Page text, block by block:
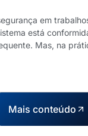
em
está
Mas, na
Mais conteúdo